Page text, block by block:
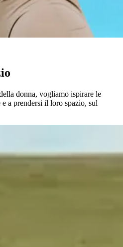
donna, vogliamo ispirare le
a prendersi il loro spazio, sul